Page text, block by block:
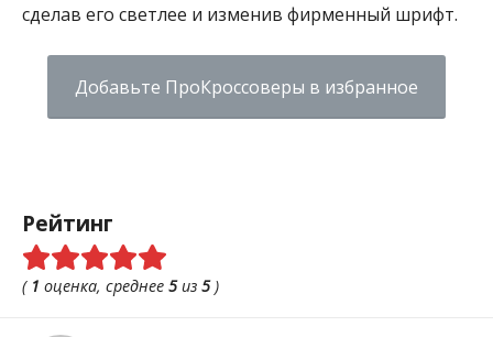
сделав его светлее и изменив фирменный шрифт.
Добавьте ПроКроссоверы в избранное
Рейтинг
( 1 оценка, среднее 5из 5)